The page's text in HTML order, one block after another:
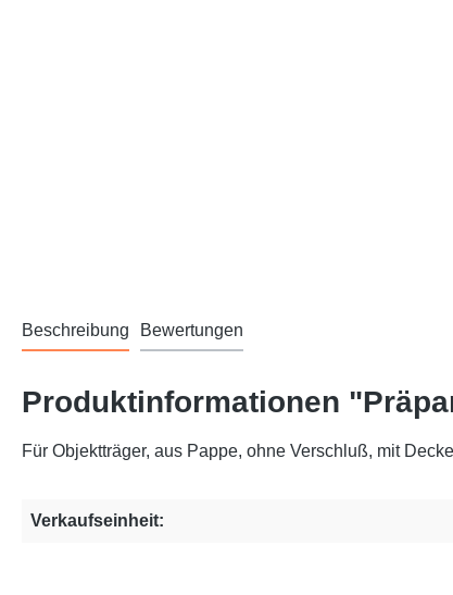
Beschreibung Bewertungen
Produktinformationen
Für Objektträger, aus Pappe, ohne Verschluß, mit
Verkaufseinheit: